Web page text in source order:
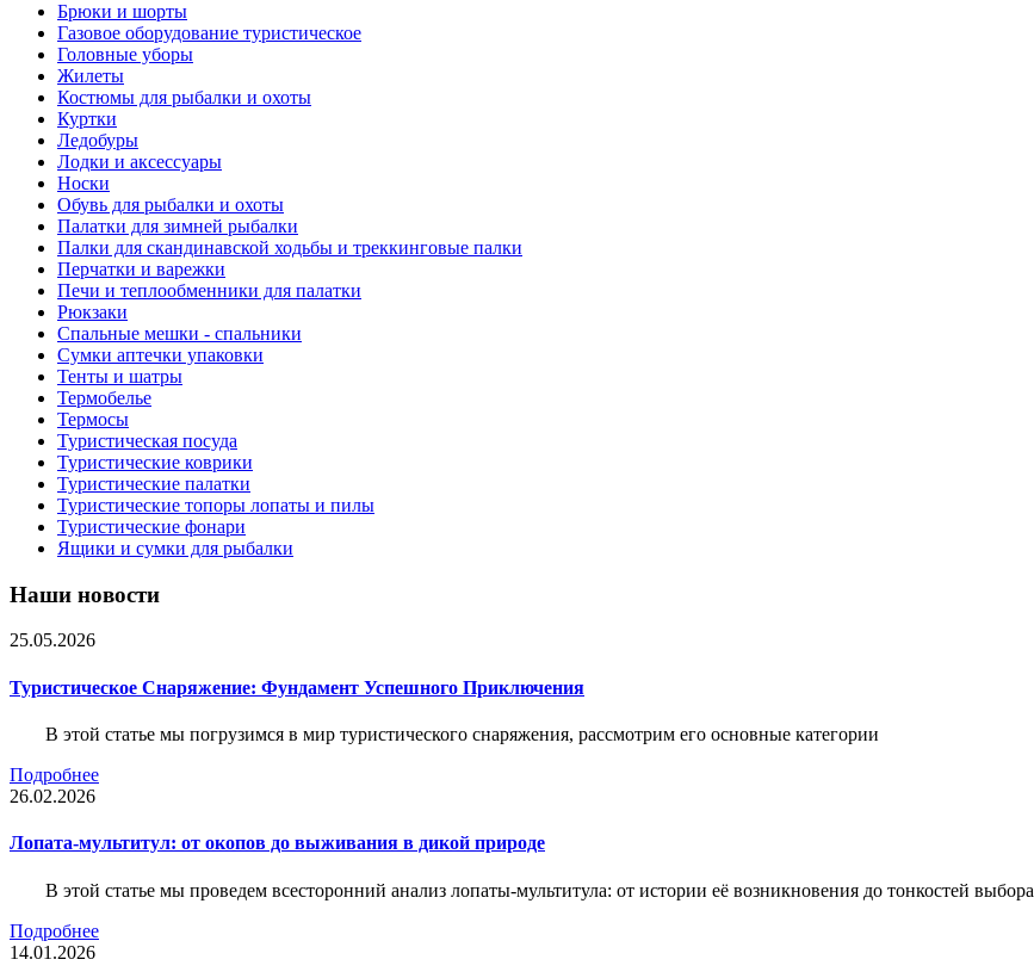
Брюки и шорты
Газовое оборудование туристическое
Головные уборы
Жилеты
Костюмы для рыбалки и охоты
Куртки
Ледобуры
Лодки и аксессуары
Носки
Обувь для рыбалки и охоты
Палатки для зимней рыбалки
Палки для скандинавской ходьбы и треккинговые палки
Перчатки и варежки
Печи и теплообменники для палатки
Рюкзаки
Спальные мешки - спальники
Сумки аптечки упаковки
Тенты и шатры
Термобелье
Термосы
Туристическая посуда
Туристические коврики
Туристические палатки
Туристические топоры лопаты и пилы
Туристические фонари
Ящики и сумки для рыбалки
Наши новости
25.05.2026
Туристическое Снаряжение: Фундамент Успешного Приключения
В этой статье мы погрузимся в мир туристического снаряжения, рассмотрим его основные категории
Подробнее
26.02.2026
Лопата-мультитул: от окопов до выживания в дикой природе
В этой статье мы проведем всесторонний анализ лопаты-мультитула: от истории её возникновения до тонкостей выбора
Подробнее
14.01.2026